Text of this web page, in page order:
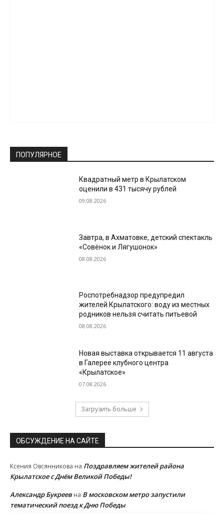
ПОПУЛЯРНОЕ
Квадратный метр в Крылатском
оценили в 431 тысячу рублей
09.08.2026
Завтра, в Ахматовке, детский спектакль
«Совёнок и Лягушонок»
08.08.2026
Роспотребнадзор предупредил
жителей Крылатского: воду из местных
родников нельзя считать питьевой
08.08.2026
Новая выставка открывается 11 августа
в Галерее клубного центра
«Крылатское»
07.08.2026
Загрузить больше
ОБСУЖДЕНИЕ НА САЙТЕ
Ксения Овсянникова на Поздравляем жителей района
Крылатское с Днём Великой Победы!
Александр Букреевна В московском метро запустили
тематический поезд к Дню Победы